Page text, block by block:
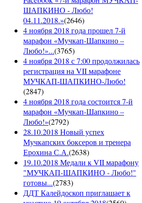
ШАПКИНО - Любо!
04.11.2018.»(2646)
4 ноября 2018 года прошел 7-й
марафон «Мучкап-Шапкино –
Любо!»...(3765)
4 ноября 2018 с 7:00 продолжилась
регистрация на VII марафоне
МУЧКАП-ШАПКИНО-Любо!
(2847)
4 ноября 2018 года состоится 7-й
марафон «Мучкап-Шапкино –
Любо!»(2792)
28.10.2018 Новый успех
Мучкапских боксеров и тренера
Ерохина С.А.(2638)
19.10.2018 Медали к VII марафону
"МУЧКАП-ШАПКИНО - Любо!"
готовы...(2783)
ДДТ Калейдоскоп приглашает к